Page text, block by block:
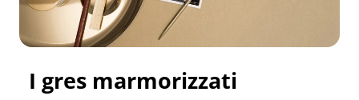
I gres marmorizzati